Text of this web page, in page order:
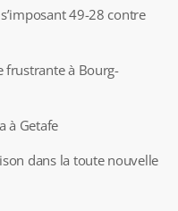
49-28 contre
frustrante à Bourg-
à Getafe
dans la toute nouvelle